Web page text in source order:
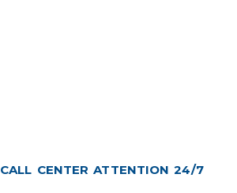
CALL CENTER ATTENTION 24/7